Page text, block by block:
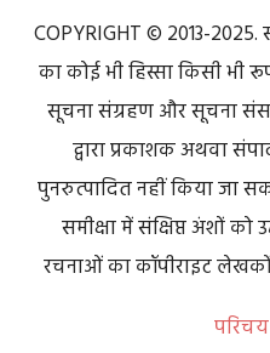
COPYRIGHT © 2013-2025.
का कोई भी हिस्सा किसी भी
सूचना संग्रहण और सूचना
द्वारा प्रकाशक अथवा
पुनरुत्पादित नहीं किया जा
समीक्षा में संक्षिप्त अंशों
रचनाओं का कॉपीराइट
परिचय